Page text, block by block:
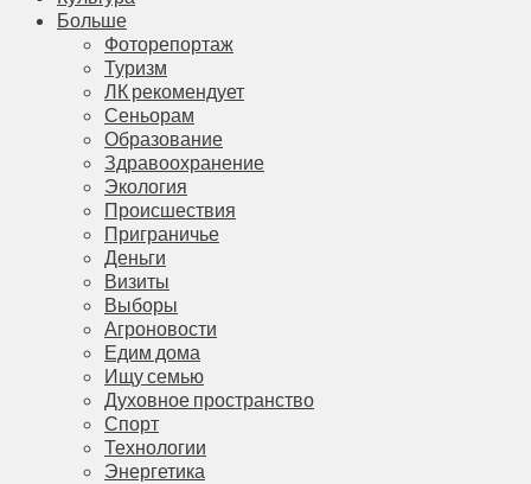
Больше
Фоторепортаж
Туризм
ЛК рекомендует
Сеньорам
Образование
Здравоохранение
Экология
Происшествия
Приграничье
Деньги
Визиты
Выборы
Агроновости
Едим дома
Ищу семью
Духовное пространство
Спорт
Технологии
Энергетика